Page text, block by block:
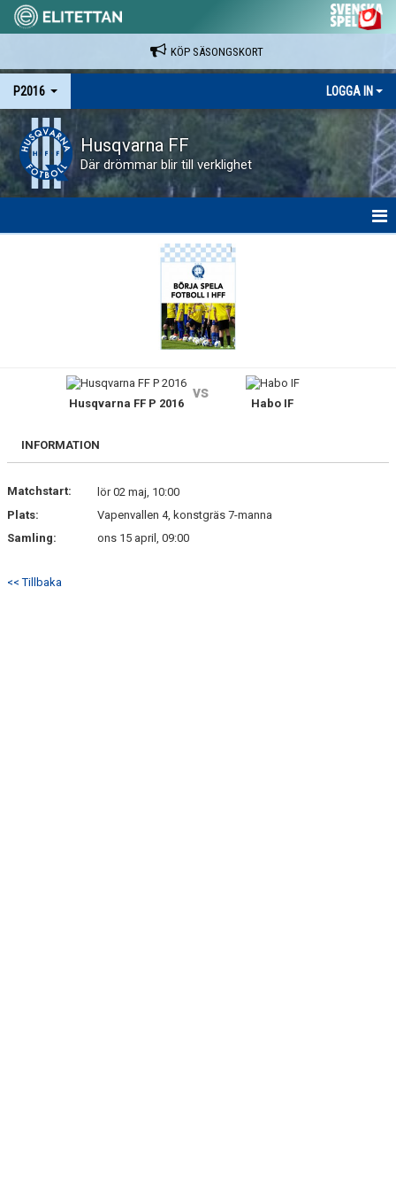
KÖP SÄSONGSKORT
P2016 LOGGA IN
Husqvarna FF
Där drömmar blir till verklighet
BILDGALLERI
DOKUMENT
Husqvarna FF P 2016
vs
Habo IF
INFORMATION
Matchstart:
lör 02 maj, 10:00
Plats:
Vapenvallen 4, konstgräs 7-manna
Samling:
ons 15 april, 09:00
<< Tillbaka